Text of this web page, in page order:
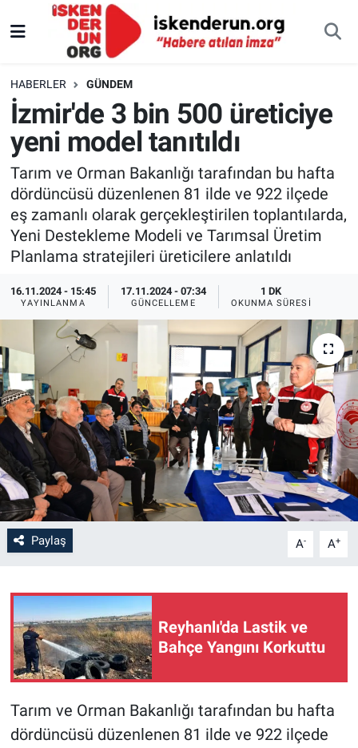
HABERLER GÜNDEM
İzmir'de 3 bin 500 üreticiye
yeni model tanıtıldı
Tarım ve Orman Bakanlığı tarafından bu hafta
dördüncüsü düzenlenen 81 ilde ve 922 ilçede
eş zamanlı olarak gerçekleştirilen toplantılarda,
Yeni Destekleme Modeli ve Tarımsal Üretim
Planlama stratejileri üreticilere anlatıldı
16.11.2024 - 15:45
YAYINLANMA
17.11.2024 - 07:34
GÜNCELLEME
1 DK
OKUNMA SÜRESI
Paylaş A- A+
Reyhanlı'da Lastik ve
Bahçe Yangını Korkuttu
Tarım ve Orman Bakanlığı tarafından bu hafta
dördüncüsü düzenlenen 81 ilde ve 922 ilçede